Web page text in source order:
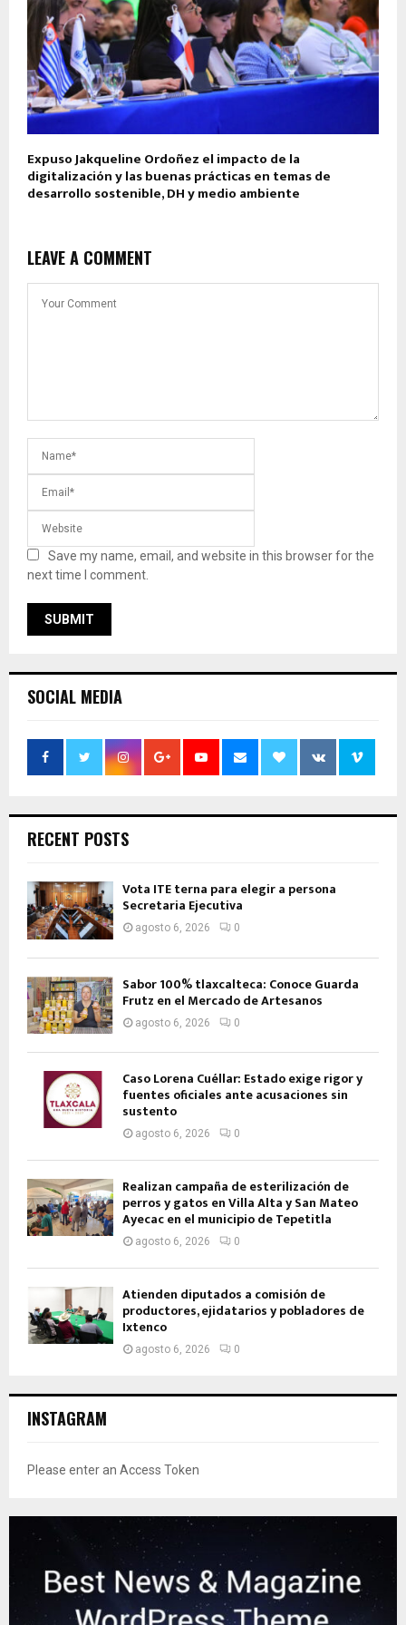
Expuso Jakqueline Ordoñez el impacto de la
digitalización y las buenas prácticas en temas de
desarrollo sostenible, DH y medio ambiente
LEAVE A COMMENT
Save my name, email, and website in this browser for the
next time I comment.
SOCIAL MEDIA
RECENT POSTS
Vota ITE terna para elegir a persona
Secretaria Ejecutiva
agosto 6, 2026 0
Sabor 100% tlaxcalteca: Conoce Guarda
Frutz en el Mercado de Artesanos
agosto 6, 2026 0
Caso Lorena Cuéllar: Estado exige rigor y
fuentes oficiales ante acusaciones sin
sustento
agosto 6, 2026 0
Realizan campaña de esterilización de
perros y gatos en Villa Alta y San Mateo
Ayecac en el municipio de Tepetitla
agosto 6, 2026 0
Atienden diputados a comisión de
productores, ejidatarios y pobladores de
Ixtenco
agosto 6, 2026 0
INSTAGRAM
Please enter an Access Token